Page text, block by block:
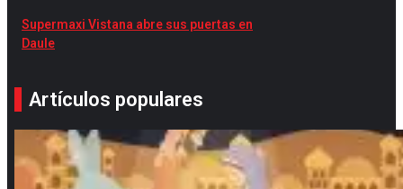
Supermaxi Vistana abre sus puertas en
Daule
Artículos populares